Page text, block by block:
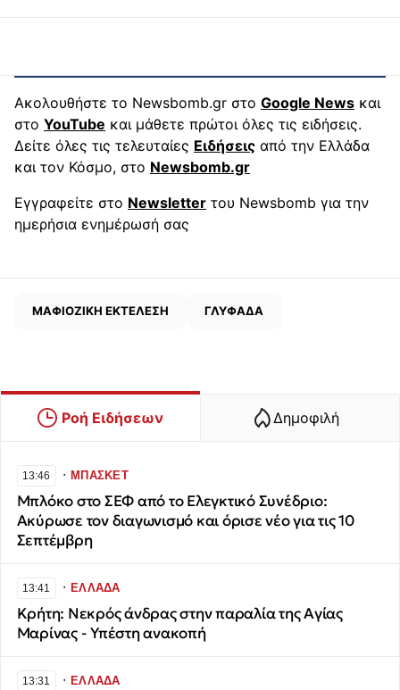
Ακολουθήστε το Newsbomb.gr στο Google News και
στο YouTube και μάθετε πρώτοι όλες τις ειδήσεις.
Δείτε όλες τις τελευταίες Ειδήσεις από την Ελλάδα
και τον Κόσμο, στο Newsbomb.gr
Εγγραφείτε στο Newsletter του Newsbomb για την
ημερήσια ενημέρωσή σας
ΜΑΦΙΟΖΙΚΗ ΕΚΤΕΛΕΣΗ ΓΛΥΦΑΔΑ
Ροή Ειδήσεων Δημοφιλή
13:46 ∙ΜΠΑΣΚΕΤ
Μπλόκο στο ΣΕΦ από το Ελεγκτικό Συνέδριο:
Ακύρωσε τον διαγωνισμό και όρισε νέο για τις 10
Σεπτέμβρη
13:41 ∙ΕΛΛΑΔΑ
Κρήτη: Νεκρός άνδρας στην παραλία της Αγίας
Μαρίνας - Υπέστη ανακοπή
13:31 ∙ΕΛΛΑΔΑ